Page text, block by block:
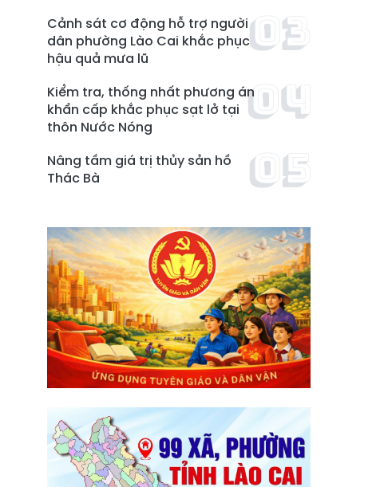
Cảnh sát cơ động hỗ trợ người
dân phường Lào Cai khắc phục
hậu quả mưa lũ
Kiểm tra, thống nhất phương án
khẩn cấp khắc phục sạt lở tại
thôn Nước Nóng
Nâng tầm giá trị thủy sản hồ
Thác Bà